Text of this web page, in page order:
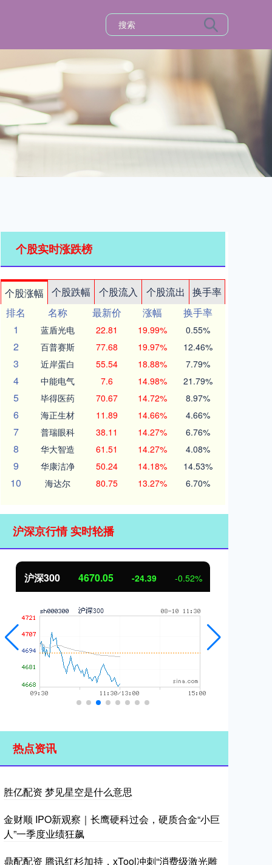
个股实时涨跌榜
个股涨幅 个股跌幅 个股流入 个股流出
换手率
排名
名称 最新价 涨幅
换手率
1
蓝盾光电 22.81 19.99% 0.55%
2 百普赛斯 77.68 19.97% 12.46%
3 近岸蛋白 55.54 18.88% 7.79%
4 中能电气 7.6 14.98% 21.79%
5 毕得医药 70.67 14.72% 8.97%
6 海正生材 11.89 14.66% 4.66%
7 普瑞眼科 38.11 14.27% 6.76%
8 华大智造 61.51 14.27% 4.08%
9 华康洁净 50.24 14.18% 14.53%
10 海达尔 80.75 13.27% 6.70%
沪深京行情 实时轮播
北证50 1125.45 -8.79 -0.78%
热点资讯
胜亿配资 梦见星空是什么意思
金财顺 IPO新观察｜长鹰硬科过会，硬质合金“小巨
人”一季度业绩狂飙
鼎配配资 腾讯红杉加持，xTool冲刺“消费级激光雕